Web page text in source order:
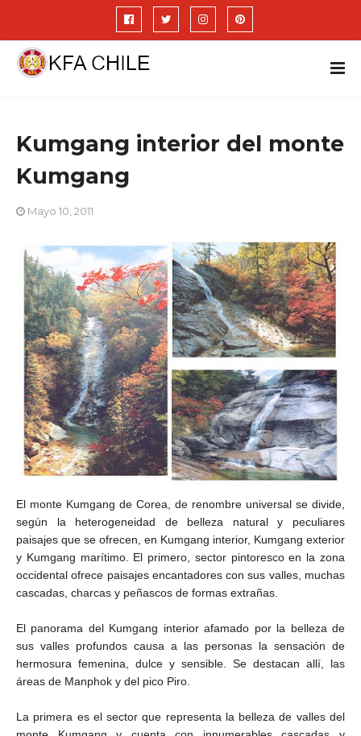
Kumgang interior del monte
Kumgang
Mayo 10, 2011
El monte Kumgang de Corea, de renombre universal se divide,
según la heterogeneidad de belleza natural y peculiares
paisajes que se ofrecen, en Kumgang interior, Kumgang exterior
y Kumgang marítimo. El primero, sector pintoresco en la zona
occidental ofrece paisajes encantadores con sus valles, muchas
cascadas, charcas y peñascos de formas extrañas.
El panorama del Kumgang interior afamado por la belleza de
sus valles profundos causa a las personas la sensación de
hermosura femenina, dulce y sensible. Se destacan allí, las
áreas de Manphok y del pico Piro.
La primera es el sector que representa la belleza de valles del